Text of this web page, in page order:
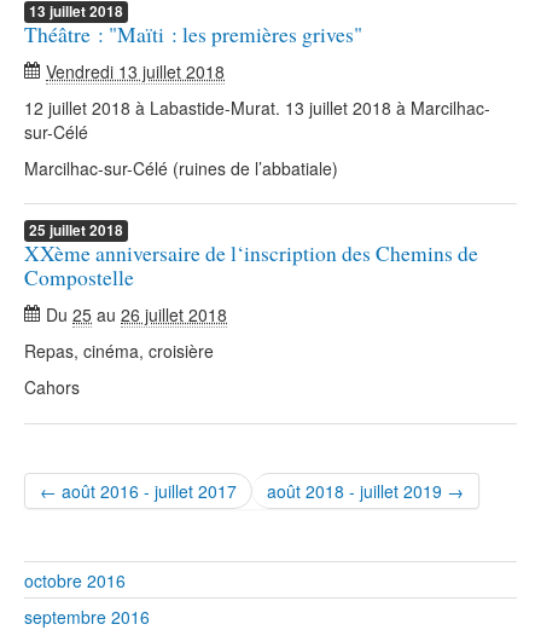
13 juillet2018
Théâtre : "Maïti : les premières grives"
Vendredi 13 juillet 2018
12 juillet 2018 à Labastide-Murat. 13 juillet 2018 à Marcilhac-
sur-Célé
Marcilhac-sur-Célé (ruines de l’abbatiale)
25 juillet2018
XXème anniversaire de l‘inscription des Chemins de
Compostelle
Du 25 au 26 juillet 2018
Repas, cinéma, croisière
Cahors
← août 2016 - juillet 2017 août 2018 - juillet 2019 →
octobre 2016
septembre 2016